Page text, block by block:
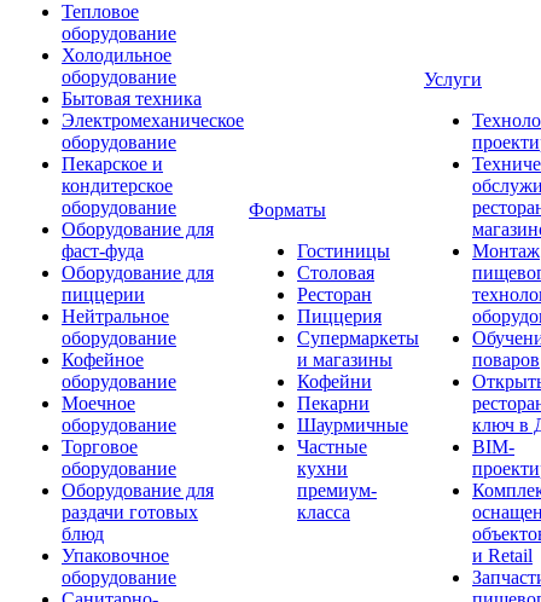
Тепловое
оборудование
Холодильное
оборудование
Бытовая техника
Электромеханическое
оборудование
Пекарское и
кондитерское
оборудование
Оборудование для
фаст-фуда
Оборудование для
пиццерии
Нейтральное
оборудование
Кофейное
оборудование
Моечное
оборудование
Торговое
оборудование
Оборудование для
раздачи готовых
блюд
Упаковочное
оборудование
Форматы
Гостиницы
Столовая
Ресторан
Пиццерия
Супермаркеты
и магазины
Кофейни
Пекарни
Шаурмичные
Частные
кухни
премиум-
класса
Услуги
Монтаж
поваров
ключ в
BIM-
и Retail